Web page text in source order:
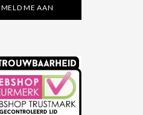
MELD ME AAN